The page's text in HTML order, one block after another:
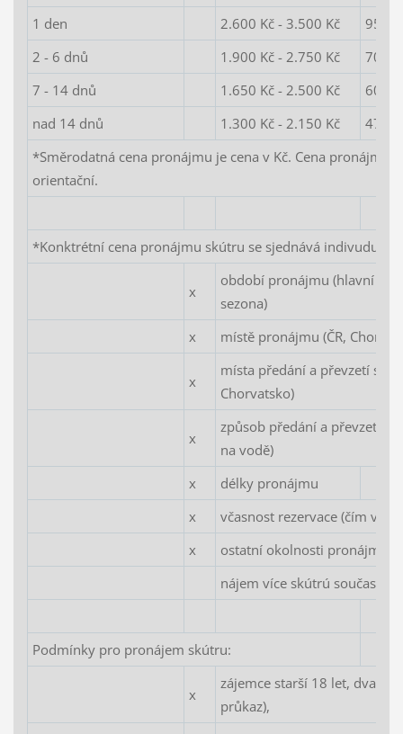
1 den
2.600 Kč - 3.500 Kč
95
2 - 6 dnů
1.900 Kč - 2.750 Kč
70
7 - 14 dnů
1.650 Kč - 2.500 Kč
60
nad 14 dnů
1.300 Kč - 2.150 Kč
47
*Směrodatná cena pronájmu je cena v Kč. Cena pronájmu v
orientační.
*Konktrétní cena pronájmu skútru se sjednává
x
období pronájmu (hlavní
sezona)
x
místě pronájmu (ČR,
x
místa předání a převzetí
Chorvatsko)
x
způsob předání a převzetí
na vodě)
x
délky pronájmu
x
včasnost rezervace (čím
x
ostatní okolnosti pronájmu
nájem více skútrú současně,
Podmínky pro pronájem skútru:
x
zájemce starší 18 let, dva
průkaz),